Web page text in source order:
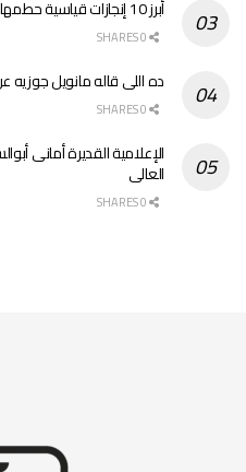
أبرز 10 إنجازات قياسية حطمها محمد صلاح فى 2024
ده اللى قاله مانويل جوزيه
الإعلامية القديرة أمانى
العالى